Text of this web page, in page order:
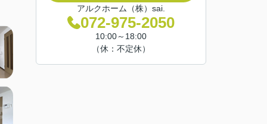
アルクホーム（株）sai.
072-975-2050
10:00～18:00
（休：不定休）